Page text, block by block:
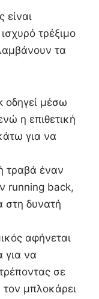
είναι
τρέξιμο
τα
οδηγεί μέσω
η επιθετική
για να
τραβά έναν
running back,
στη δυνατή
αφήνεται
για να
σε
μπλοκάρει